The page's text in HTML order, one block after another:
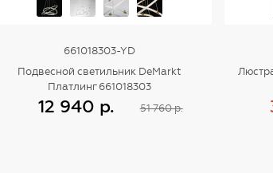
661018303-YD
Подвесной светильник DeMarkt
Платлинг 661018303
12 940 р.
51 760 р.